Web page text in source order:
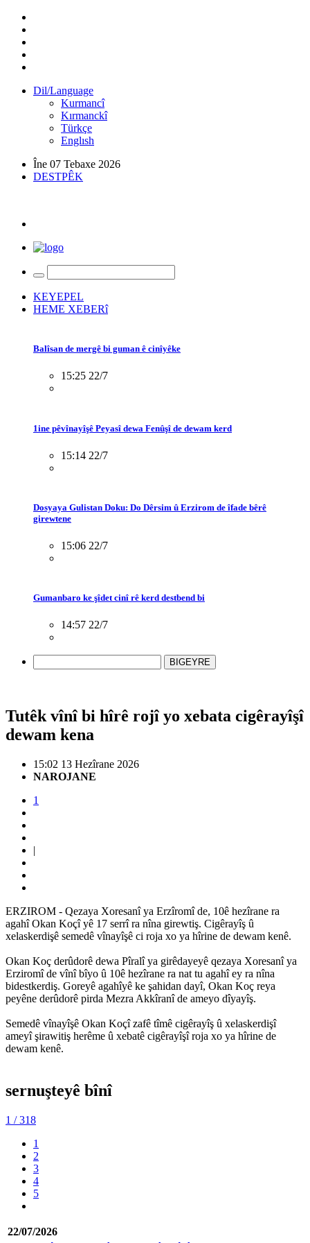
Dil/Language
Kurmancî
Kırmanckî
Türkçe
Englısh
Îne 07 Tebaxe 2026
DESTPÊK
KEYEPEL
HEME XEBERî
Balîsan de mergê bi guman ê cinîyêke
15:25 22/7
1ine pêvînayîşê Peyasî dewa Fenûşî de dewam kerd
15:14 22/7
Dosyaya Gulistan Doku: Do Dêrsim û Erzirom de îfade bêrê
girewtene
15:06 22/7
Gumanbaro ke şîdet cinî rê kerd destbend bi
14:57 22/7
BIGEYRE
Tutêk vînî bi hîrê rojî yo xebata cigêrayîşî
dewam kena
15:02 13 Hezîrane 2026
NAROJANE
1
|
ERZIROM - Qezaya Xoresanî ya Erzîromî de, 10ê hezîrane ra
agahî Okan Koçî yê 17 serrî ra nîna girewtiş. Cigêrayîş û
xelaskerdişê semedê vînayîşê ci roja xo ya hîrine de dewam kenê.
Okan Koç derûdorê dewa Pîralî ya girêdayeyê qezaya Xoresanî ya
Erziromî de vînî bîyo û 10ê hezîrane ra nat tu agahî ey ra nîna
bidestkerdiş. Goreyê agahîyê ke şahidan dayî, Okan Koç reya
peyêne derûdorê pirda Mezra Akkîranî de ameyo dîyayîş.
Semedê vînayîşê Okan Koçî zafê tîmê cigêrayîş û xelaskerdişî
ameyî şirawitiş herême û xebatê cigêrayîşî roja xo ya hîrine de
dewam kenê.
sernuşteyê bînî
1 / 318
1
2
3
4
5
22/07/2026